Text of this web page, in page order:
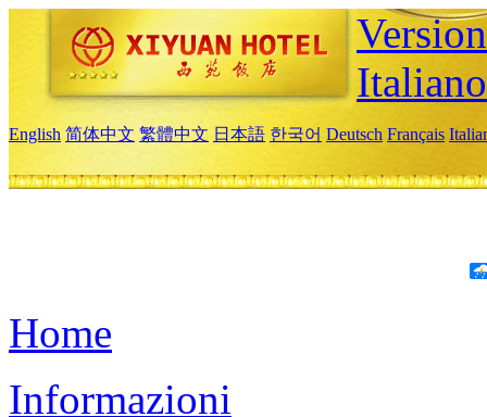
Italiano
English 简体中文 繁體中文 日本語 한국어 Deutsch Français
Home
Informazioni